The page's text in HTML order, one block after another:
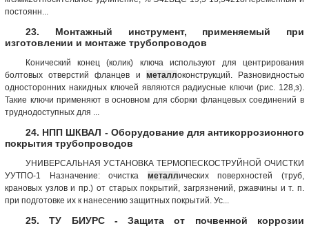
постоянн...
23. Монтажный инструмент, применяемый при
изготовлении и монтаже трубопроводов
Конический конец (колик) ключа используют для центрирования
болтовых отверстий фланцев и металлоконструкций. Разновидностью
односторонних накидных ключей являются радиусные ключи (рис. 128,з).
Такие ключи применяют в основном для сборки фланцевых соединений в
труднодоступных для ...
24. НПП ШКВАЛ - Оборудование для антикоррозионного
покрытия трубопроводов
УНИВЕРСАЛЬНАЯ УСТАНОВКА ТЕРМОПЕСКОСТРУЙНОЙ ОЧИСТКИ
УУТПО-1 Назначение: очистка металлических поверхностей (труб,
крановых узлов и пр.) от старых покрытий, загрязнений, ржавчины и т. п.
при подготовке их к нанесению защитных покрытий. Ус...
25. ТУ БИУРС - Защита от почвенной коррозии